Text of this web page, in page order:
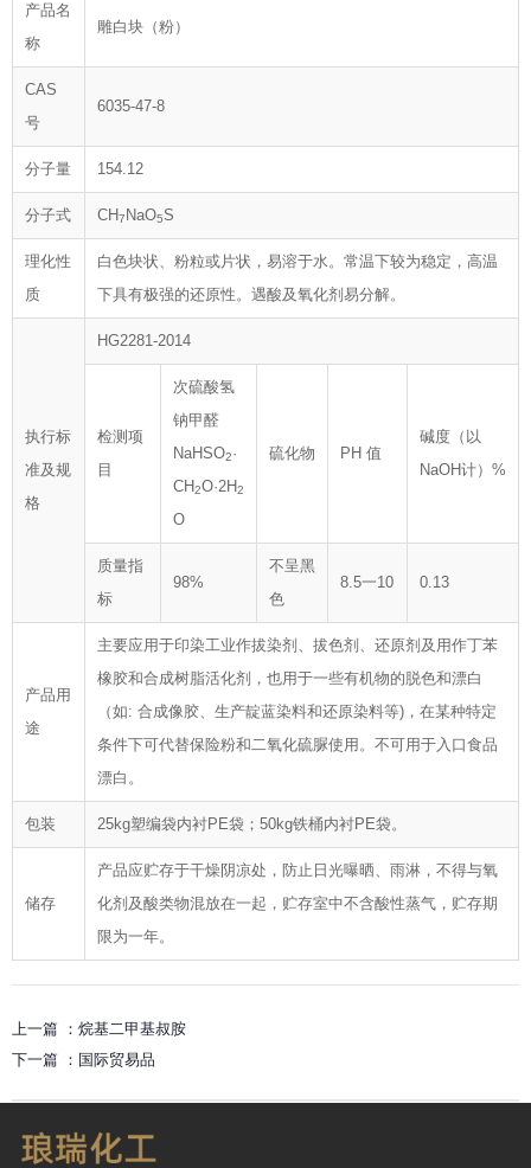
产品名
称
雕白块（粉）
CAS
号
6035-47-8
分子量 154.12
分子式 CH7 NaO5S
理化性
质
白色块状、粉粒或片状，易溶于水。常温下较为稳定，高温
下具有极强的还原性。遇酸及氧化剂易分解。
执行标
准及规
格
HG2281-2014
检测项
目
次硫酸氢
钠甲醛
NaHSO2·
CH2O·2H2
O
硫化物 PH 值
碱度（以
NaOH计）%
质量指
标
98%
不呈黑
色
8.5一10 0.13
产品用
途
主要应用于印染工业作拔染剂、拔色剂、还原剂及用作丁苯
橡胶和合成树脂活化剂，也用于一些有机物的脱色和漂白
（如: 合成像胶、生产靛蓝染料和还原染料等)，在某种特定
条件下可代替保险粉和二氧化硫脲使用。不可用于入口食品
漂白。
包装 25kg塑编袋内衬PE袋；50kg铁桶内衬PE袋。
储存
产品应贮存于干燥阴凉处，防止日光曝晒、雨淋，不得与氧
化剂及酸类物混放在一起，贮存室中不含酸性蒸气，贮存期
限为一年。
上一篇 ： 烷基二甲基叔胺
下一篇 ： 国际贸易品